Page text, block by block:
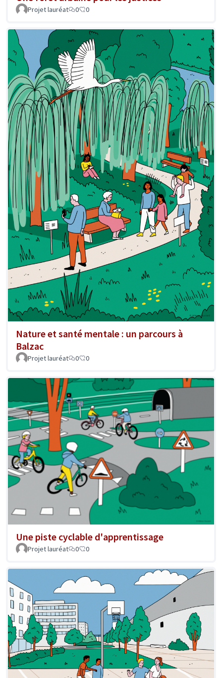
Projet lauréat 0 0
Nature et santé mentale : un parcours à
Balzac
Projet lauréat 0 0
Une piste cyclable d'apprentissage
Projet lauréat 0 0